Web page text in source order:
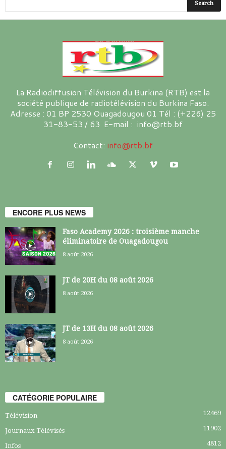
La Radiodiffusion Télévision du Burkina (RTB) est la
société publique de radiotélévision du Burkina Faso.
Adresse : 01 BP 2530 Ouagadougou 01 Tél : (+226) 25
31-83-53 / 63 E-mail : info@rtb.bf
Contact: info@rtb.bf
ENCORE PLUS NEWS
Faso Academy 2026 : troisième manche
éliminatoire de Ouagadougou
8 août 2026
JT de 20H du 08 août 2026
8 août 2026
JT de 13H du 08 août 2026
8 août 2026
CATÉGORIE POPULAIRE
Télévision 12469
Journaux Télévisés 11902
Infos 4812